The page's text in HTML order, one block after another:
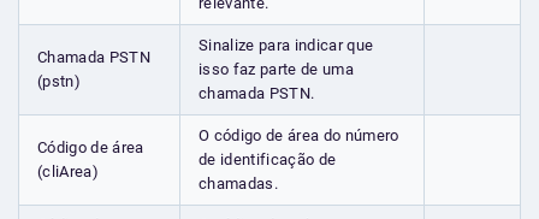
Chamada PSTN
(pstn)
Sinalize para indicar que
isso faz parte de uma
chamada PSTN.
Código de área
(cliArea)
O código de área do número
de identificação de
chamadas.